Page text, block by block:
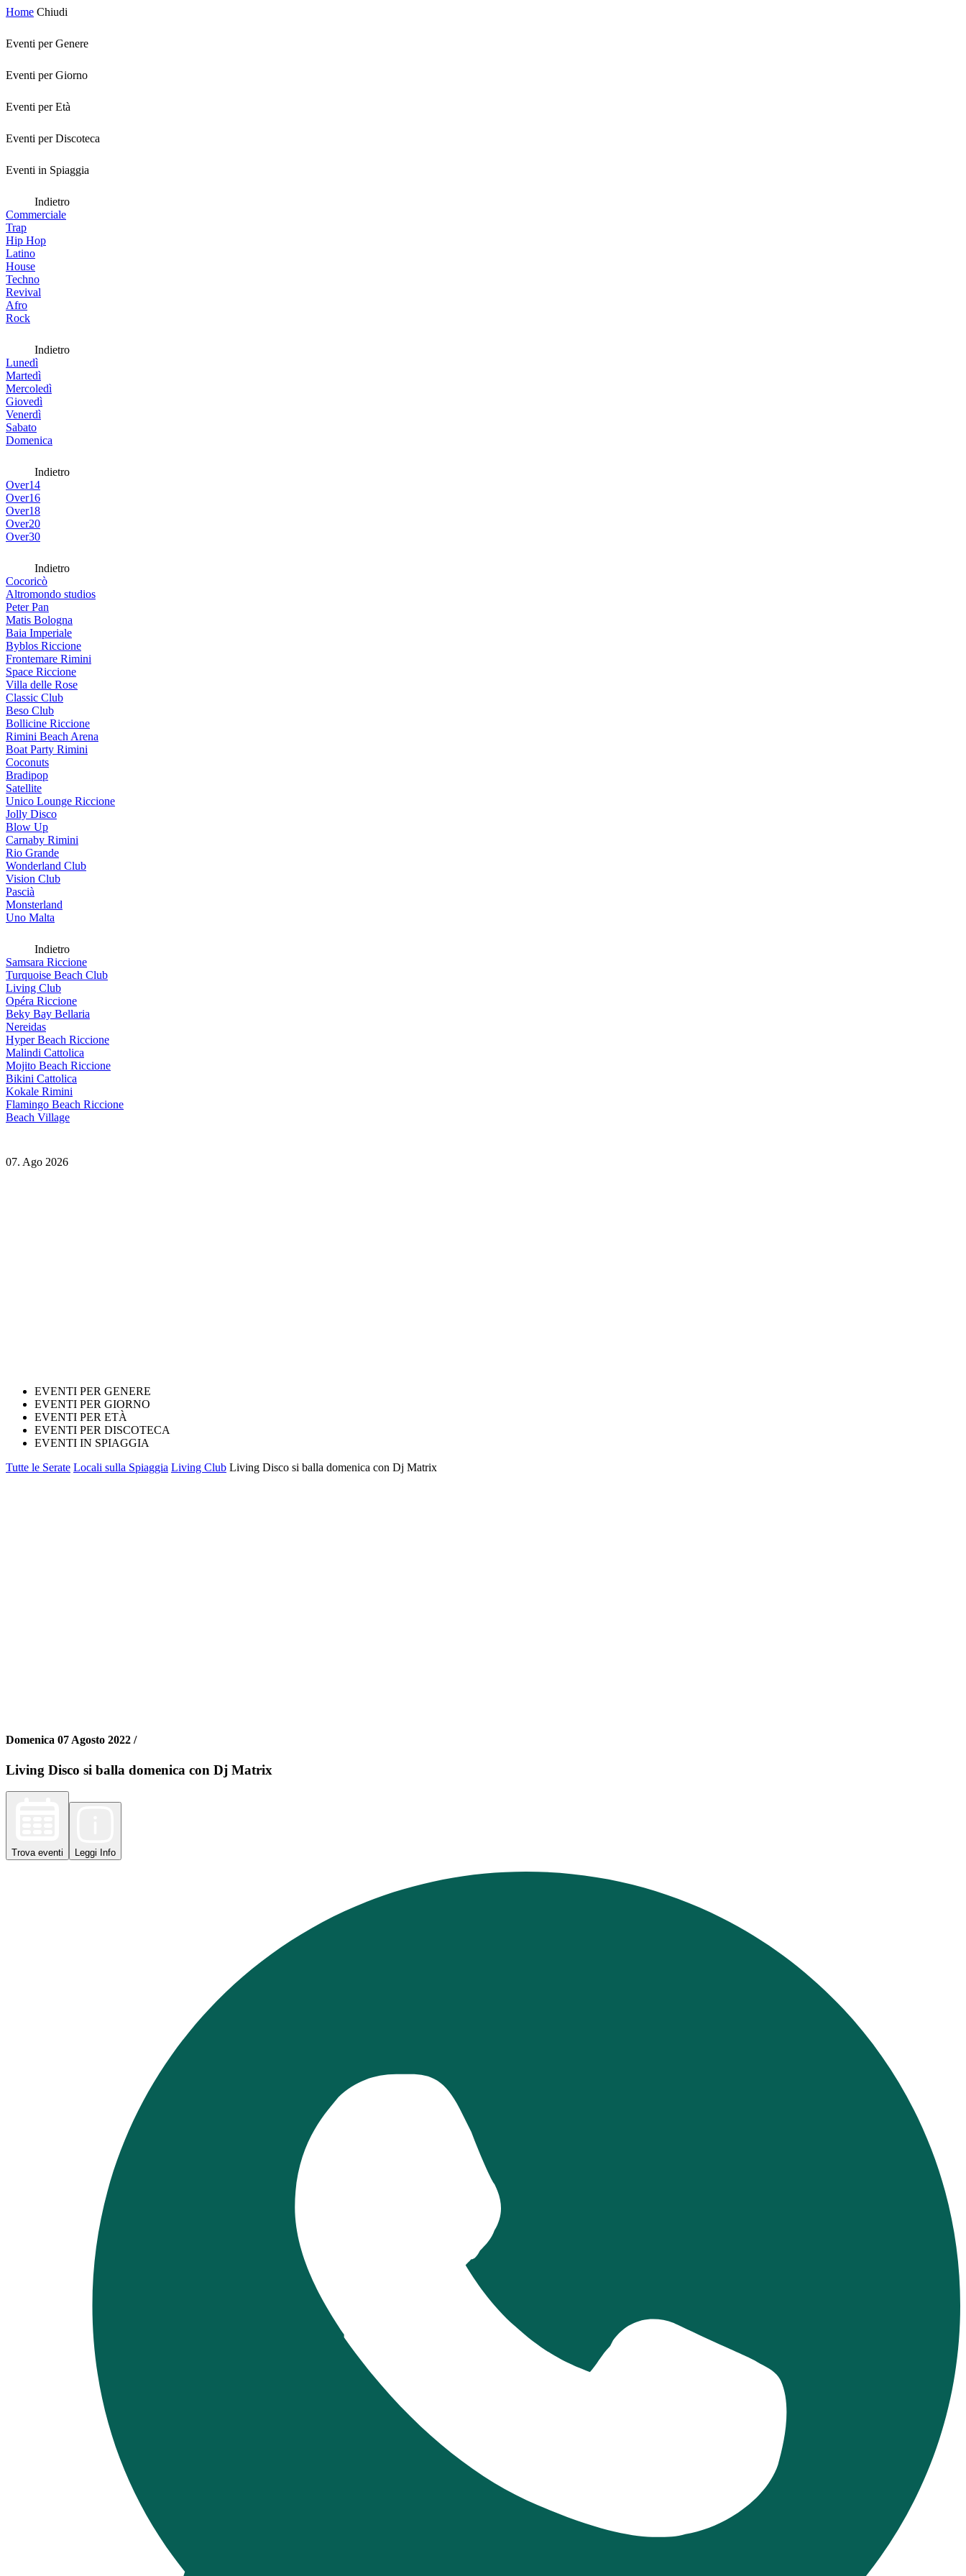
Home Chiudi
Eventi per Genere
Eventi per Giorno
Eventi per Età
Eventi per Discoteca
Eventi in Spiaggia
Indietro
Commerciale
Trap
Hip Hop
Latino
House
Techno
Revival
Afro
Rock
Indietro
Lunedì
Martedì
Mercoledì
Giovedì
Venerdì
Sabato
Domenica
Indietro
Over14
Over16
Over18
Over20
Over30
Indietro
Cocoricò
Altromondo studios
Peter Pan
Matis Bologna
Baia Imperiale
Byblos Riccione
Frontemare Rimini
Space Riccione
Villa delle Rose
Classic Club
Beso Club
Bollicine Riccione
Rimini Beach Arena
Boat Party Rimini
Coconuts
Bradipop
Satellite
Unico Lounge Riccione
Jolly Disco
Blow Up
Carnaby Rimini
Rio Grande
Wonderland Club
Vision Club
Pascià
Monsterland
Uno Malta
Indietro
Samsara Riccione
Turquoise Beach Club
Living Club
Opéra Riccione
Beky Bay Bellaria
Nereidas
Hyper Beach Riccione
Malindi Cattolica
Mojito Beach Riccione
Bikini Cattolica
Kokale Rimini
Flamingo Beach Riccione
Beach Village
07. Ago 2026
EVENTI PER GENERE
EVENTI PER GIORNO
EVENTI PER ETÀ
EVENTI PER DISCOTECA
EVENTI IN SPIAGGIA
Tutte le Serate Locali sulla Spiaggia Living Club Living Disco si balla domenica con Dj Matrix
Domenica 07 Agosto 2022 /
Living Disco si balla domenica con Dj Matrix
Trova eventi Leggi Info